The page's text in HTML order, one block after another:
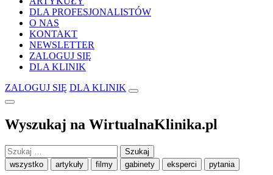
DLA PROFESJONALISTÓW
O NAS
KONTAKT
NEWSLETTER
ZALOGUJ SIĘ
DLA KLINIK
ZALOGUJ SIĘ DLA KLINIK
Wyszukaj na WirtualnaKlinika.pl
Szukaj:
wszystko artykuły filmy gabinety eksperci pytania